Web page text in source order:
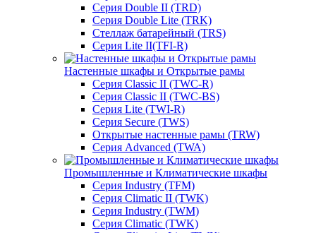
Серия Double II (TRD)
Серия Double Lite (TRK)
Стеллаж батарейный (TRS)
Серия Lite II(TFI-R)
Настенные шкафы и Открытые рамы
Серия Classic II (TWC-R)
Серия Classic II (TWC-BS)
Серия Lite (TWI-R)
Серия Secure (TWS)
Открытые настенные рамы (TRW)
Серия Advanced (TWA)
Промышленные и Климатические шкафы
Серия Industry (TFM)
Серия Climatic II (TWK)
Серия Industry (TWM)
Серия Climatic (TWK)